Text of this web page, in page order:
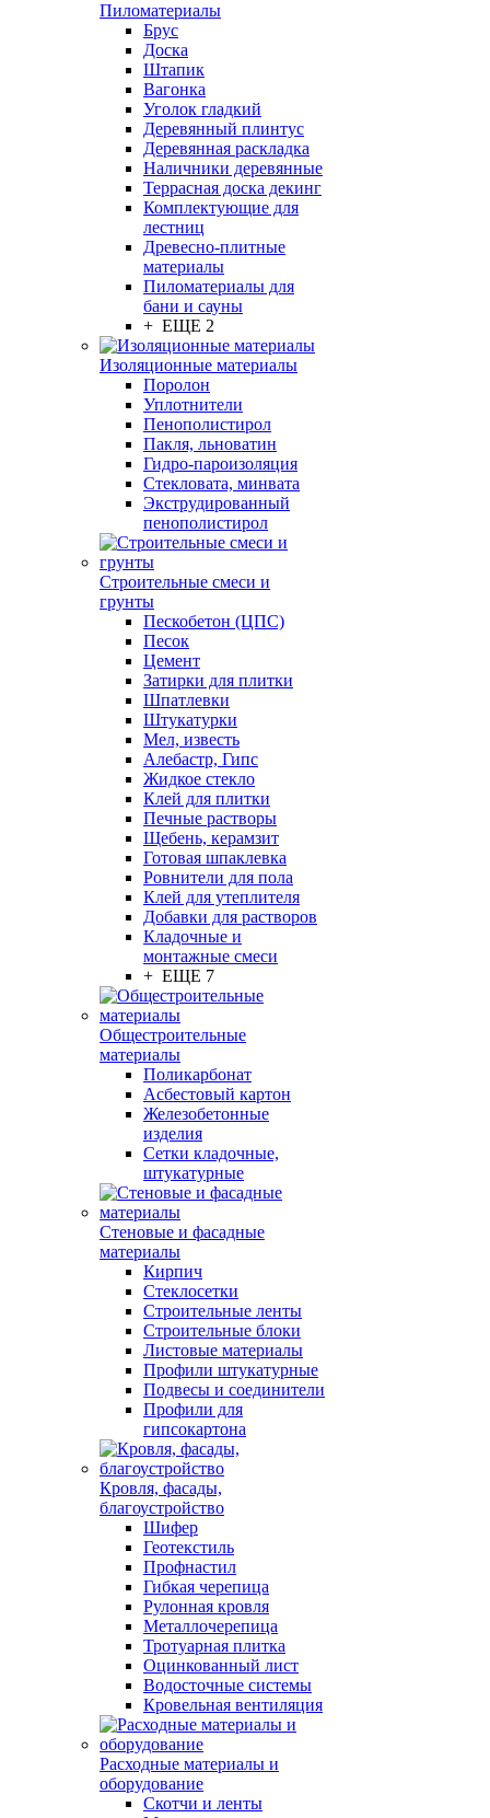
Пиломатериалы
Брус
Доска
Штапик
Вагонка
Уголок гладкий
Деревянный плинтус
Деревянная раскладка
Наличники деревянные
Террасная доска декинг
Комплектующие для
лестниц
Древесно-плитные
материалы
Пиломатериалы для
бани и сауны
+ ЕЩЕ 2
Изоляционные материалы
Поролон
Уплотнители
Пенополистирол
Пакля, льноватин
Гидро-пароизоляция
Стекловата, минвата
Экструдированный
пенополистирол
Строительные смеси и
грунты
Пескобетон (ЦПС)
Песок
Цемент
Затирки для плитки
Шпатлевки
Штукатурки
Мел, известь
Алебастр, Гипс
Жидкое стекло
Клей для плитки
Печные растворы
Щебень, керамзит
Готовая шпаклевка
Ровнители для пола
Клей для утеплителя
Добавки для растворов
Кладочные и
монтажные смеси
+ ЕЩЕ 7
Общестроительные
материалы
Поликарбонат
Асбестовый картон
Железобетонные
изделия
Сетки кладочные,
штукатурные
Стеновые и фасадные
материалы
Кирпич
Стеклосетки
Строительные ленты
Строительные блоки
Листовые материалы
Профили штукатурные
Подвесы и соединители
Профили для
гипсокартона
Кровля, фасады,
благоустройство
Шифер
Геотекстиль
Профнастил
Гибкая черепица
Рулонная кровля
Металлочерепица
Тротуарная плитка
Оцинкованный лист
Водосточные системы
Кровельная вентиляция
Расходные материалы и
оборудование
Скотчи и ленты